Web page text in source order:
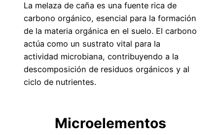
La melaza de caña es una fuente rica de
carbono orgánico, esencial para la formación
de la materia orgánica en el suelo. El carbono
actúa como un sustrato vital para la
actividad microbiana, contribuyendo a la
descomposición de residuos orgánicos y al
ciclo de nutrientes.
Microelementos